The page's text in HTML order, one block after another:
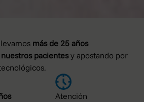
más de 25 años
pacientesy apostando por
Atención